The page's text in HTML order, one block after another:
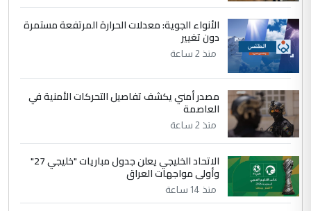
الموضوع :
بين الإهمال واغتصاب الأرض.. بلاد
الرافدين تعاني الجفاف والتصحر!!
الأنواء الجوية: معدلات الحرارة المرتفعة مستمرة
دون تغيير
منذ 2 ساعة
مصدر أمني يكشف تفاصيل التحركات الأمنية في
العاصمة
منذ 2 ساعة
الاتحاد الخليجي يعلن جدول مباريات "خليجي 27"
وأولى مواجهات العراق
منذ 14 ساعة